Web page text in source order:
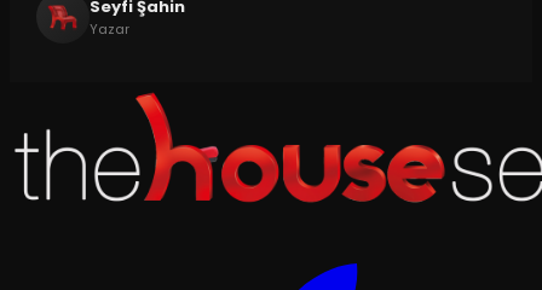
Seyfi Şahin
Yazar